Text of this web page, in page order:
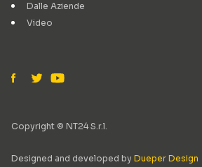
Dalle Aziende
Video
Copyright © NT24 S.r.l.
Designed and developed by Dueper Design